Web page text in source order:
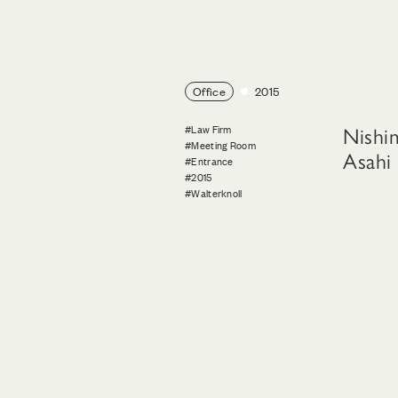
Office 2015
Asahi
#Law Firm
#Meeting Room
#Entrance
#2015
#Walterknoll